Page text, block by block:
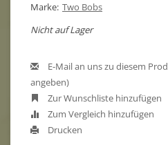
Marke: Two Bobs
Nicht auf Lager
E-Mail an uns zu diesem
angeben)
Zur Wunschliste hinzufügen
Zum Vergleich hinzufügen
Drucken